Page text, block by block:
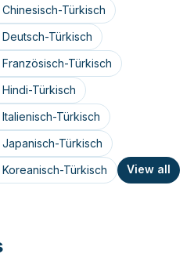
Türkisch
Türkisch
Türkisch
Türkisch
Türkisch
Türkisch
Türkisch
View all